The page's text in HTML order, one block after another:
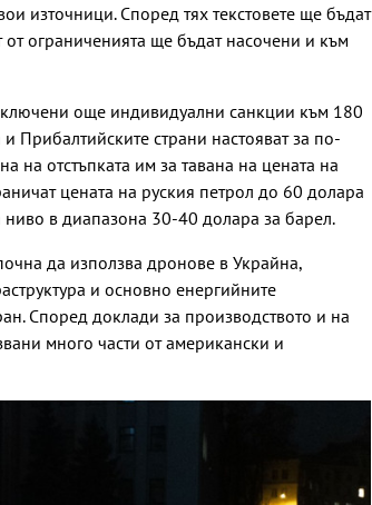
източници. Според тях текстовете ще бъдат
ограниченията ще бъдат насочени и към
още индивидуални санкции към 180
страни настояват за по-
на отстъпката им за тавана на цената на
цената на руския петрол до 60 долара
в диапазона 30-40 долара за барел.
да използва дронове в Украйна,
и основно енергийните
Според доклади за производството и на
много части от американски и